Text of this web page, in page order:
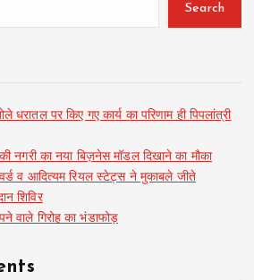
Search
धरातल पर किए गए कार्य का परिणाम ही पिपलांत्री
नगरी का नया बिज़नेस मॉडल दिखाने का मौका
व आदित्यम रियल स्टेट्स ने मुकाबले जीते
शिविर
वाले गिरोह का भंडाफोड़